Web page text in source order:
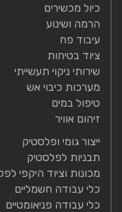
כיול מכשירים
הרמה ושינוע
עיבוד פח
ציוד בטיחות
שירותי ניקוי תעשייתי
מערכות כיבוי אש
טיפול במים
זיהום אוויר
ייצור גומי ופלסטיק
תבניות לפלסטיק
מכונות וציוד היקפי
כלי עבודה חשמליים
כלי עבודה פניאומטיים